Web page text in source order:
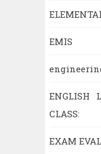
EMIS
ENGLISH
CLASS:
EXAM